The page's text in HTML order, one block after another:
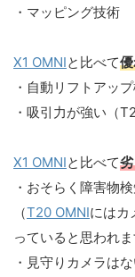
・マッピング技術
X1 OMNIと比べて
・自動リフトアッ
・吸引力が強い（
X1 OMNIと比べて
・おそらく障害物
（T20 OMNIにはカ
っていると思われま
・見守りカメラは